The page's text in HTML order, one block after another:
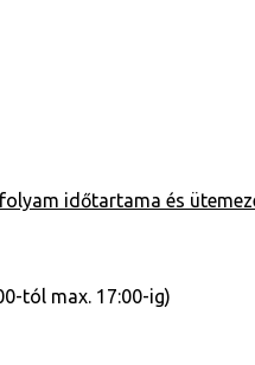
időtartama és
tól max. 17:00-ig)